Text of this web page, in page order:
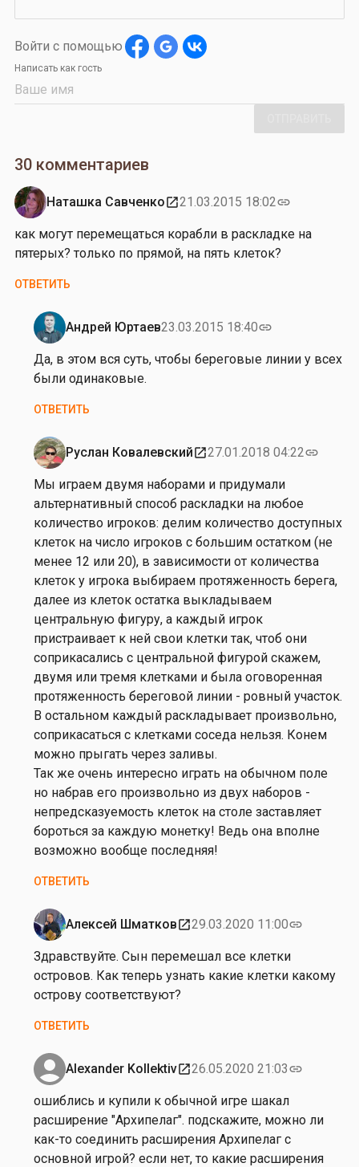
Войти с помощью
Написать как гость
30 комментариев
Наташка Савченкоopen_in_new21.03.2015 18:02link
как могут перемещаться корабли в раскладке на
пятерых? только по прямой, на пять клеток?
ОТВЕТИТЬ
Андрей Юртаев23.03.2015 18:40link
Ответ
на
от
а
а
ш
к
а
С
а
в
ч
е
н
к
о
Да, в этом вся суть, чтобы береговые линии у всех
были одинаковые.
ОТВЕТИТЬ
Руслан Ковалевскийopen_in_new27.01.2018 04:22link
Ответ
на
от
Н
а
т
а
ш
к
а
С
а
в
ч
е
н
к
о
Мы играем двумя наборами и придумали
альтернативный способ раскладки на любое
количество игроков: делим количество доступных
клеток на число игроков с большим остатком (не
менее 12 или 20), в зависимости от количества
клеток у игрока выбираем протяженность берега,
далее из клеток остатка выкладываем
центральную фигуру, а каждый игрок
пристраивает к ней свои клетки так, чтоб они
соприкасались с центральной фигурой скажем,
двумя или тремя клетками и была оговоренная
протяженность береговой линии - ровный участок.
В остальном каждый раскладывает произвольно,
соприкасаться с клетками соседа нельзя. Конем
можно прыгать через заливы.
Так же очень интересно играть на обычном поле
но набрав его произвольно из двух наборов -
непредсказуемость клеток на столе заставляет
бороться за каждую монетку! Ведь она вполне
возможно вообще последняя!
ОТВЕТИТЬ
Алексей Шматковopen_in_new29.03.2020 11:00link
Ответ
на
от
Н
т
ш
к
а
С
а
Здравствуйте. Сын перемешал все клетки
островов. Как теперь узнать какие клетки какому
острову соответствуют?
ОТВЕТИТЬ
Alexander Kollektivopen_in_new26.05.2020 21:03link
Ответ
на
от
Н
а
ошиблись и купили к обычной игре шакал
расширение "Архипелаг". подскажите, можно ли
как-то соединить расширения Архипелаг с
основной игрой? если нет, то какие расширения